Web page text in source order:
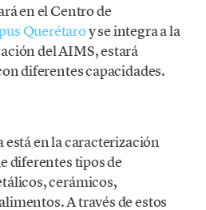
en el Centro de
Querétaroy se integra a la
del AIMS, estará
diferentes capacidades.
está en la caracterización
diferentes tipos de
cerámicos,
A través de estos